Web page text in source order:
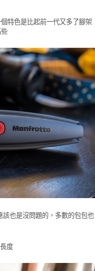
特色是比起前一代又多了腳架
該也是沒問題的，多數的包包也
度